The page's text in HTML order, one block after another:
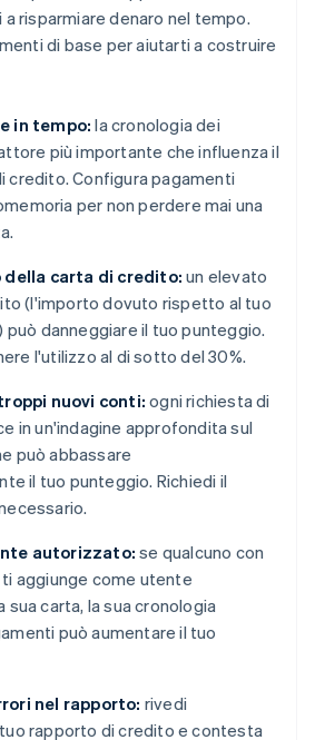
risparmiare denaro nel tempo.
di base per aiutarti a costruire
in tempo: la cronologia dei
più importante che influenza il
credito. Configura pagamenti
per non perdere mai una
della carta di credito: un elevato
(l'importo dovuto rispetto al tuo
danneggiare il tuo punteggio.
l'utilizzo al di sotto del 30%.
nuovi conti:ogni richiesta di
in un'indagine approfondita sul
può abbassare
il tuo punteggio. Richiedi il
autorizzato: se qualcuno con
aggiunge come utente
sua carta, la sua cronologia
può aumentare il tuo
nel rapporto: rivedi
rapporto di credito e contesta